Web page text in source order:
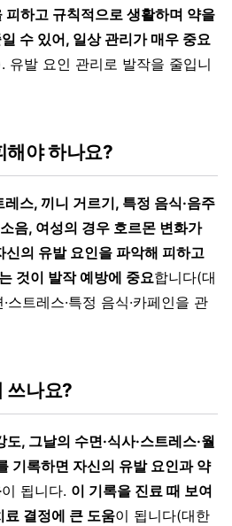
피하고 규칙적으로 생활하며 약을
수 있어, 일상 관리가 매우 중요
유발 요인 관리로 발작을 줄입니
해야 하나요?
스, 끼니 거르기, 특정 음식·음주
음, 여성의 경우 호르몬 변화가
신의 유발 요인을 파악해 피하고
것이 발작 예방에 중요합니다(대
스트레스·특정 음식·카페인을 관
쓰나요?
도, 그날의 수면·식사·스트레스·월
기록하면 자신의 유발 요인과 약
이 됩니다. 이 기록을 진료 때 보여
료 결정에 큰 도움이 됩니다(대한